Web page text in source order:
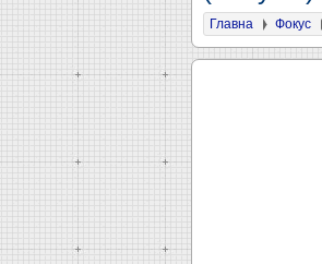
Главна Фокус